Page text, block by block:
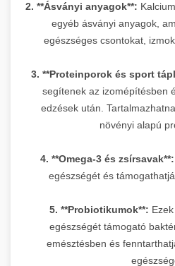
2. **Ásványi anyagok**:
egyéb ásványi anyagok,
egészséges csontokat,
3. **Proteinporok és sport
segítenek az izomépítésben
edzések után.
növényi alapú
4. **Omega-3 és zsírsavak**:
egészségét és
5. **Probiotikumok**:
egészségét támogató
emésztésben és